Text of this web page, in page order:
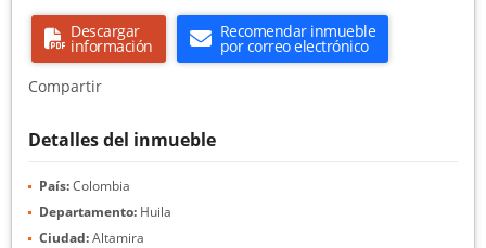
Descargar
información
Recomendar inmueble
por correo electrónico
Compartir
Detalles del inmueble
País:Colombia
Departamento: Huila
Ciudad:Altamira